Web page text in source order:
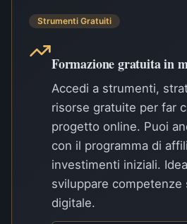
Strumenti Gratuiti
Formazione gratuita in
Accedi a strumenti,
risorse gratuite per far
progetto online. Puoi
con il programma di
investimenti iniziali.
sviluppare competenze
digitale.